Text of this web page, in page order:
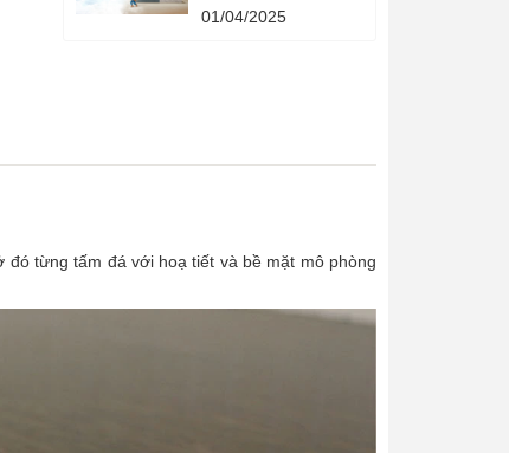
SƯU TẬP NEW
01/04/2025
từng tấm đá với hoạ tiết và bề mặt mô phòng